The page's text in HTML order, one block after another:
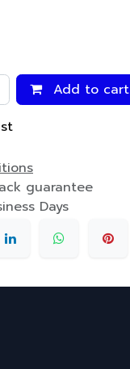
Add to cart
guarantee
Days